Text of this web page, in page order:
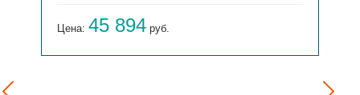
Цена:45 894 руб.